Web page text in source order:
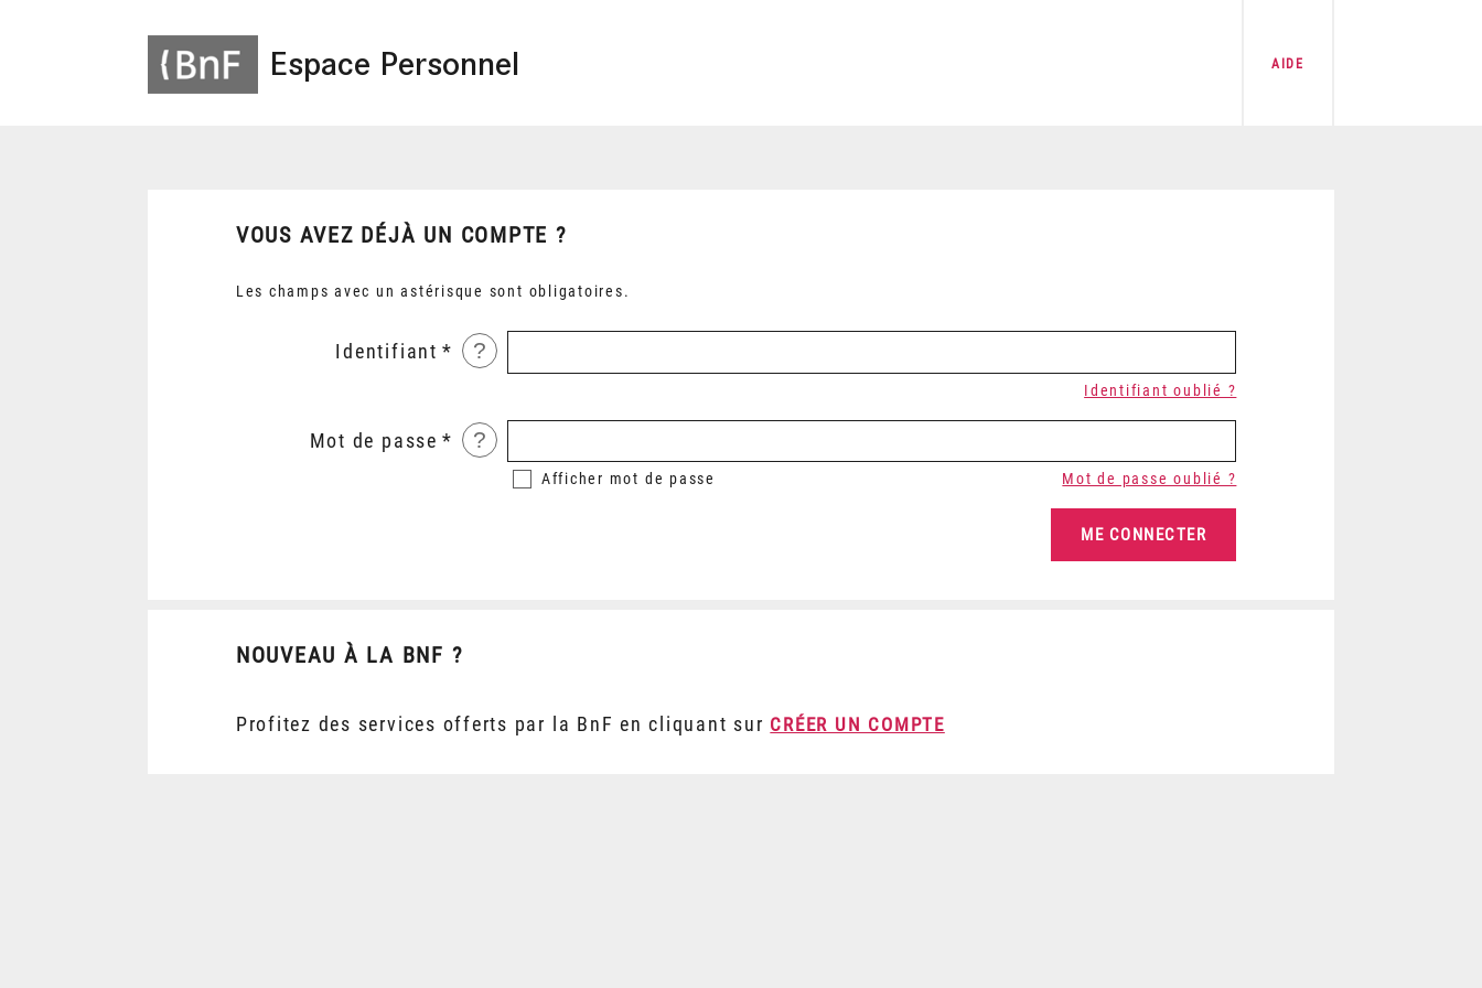
Espace Personnel AIDE
VOUS AVEZ DÉJÀ UN COMPTE ?
Les champs avec un astérisque sont obligatoires.
Identifiant ?
Identifiant oublié ?
Mot de passe ?
Afficher mot de passe Mot de passe oublié ?
NOUVEAU À LA BNF ?
Profitez des services offerts par la BnF en cliquant sur CRÉER UN COMPTE